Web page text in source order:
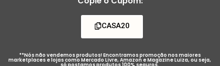
CASA20
**Nós não vendemos produtos! Encontramos promoção nos maiores
marketplaces e lojas como Mercado Livre, Amazon e Magazine Luiza, ou seja,